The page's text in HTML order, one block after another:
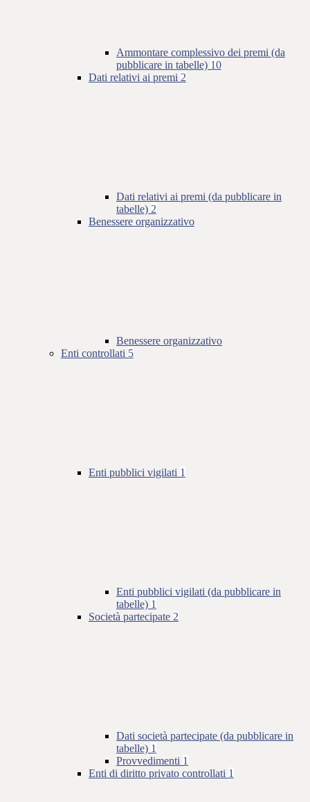
Ammontare complessivo dei premi (da
pubblicare in tabelle) 10
Dati relativi ai premi 2
Dati relativi ai premi (da pubblicare in
tabelle) 2
Benessere organizzativo
Benessere organizzativo
Enti controllati 5
Enti pubblici vigilati 1
Enti pubblici vigilati (da pubblicare in
tabelle) 1
Società partecipate 2
Dati società partecipate (da pubblicare in
tabelle) 1
Provvedimenti 1
Enti di diritto privato controllati 1